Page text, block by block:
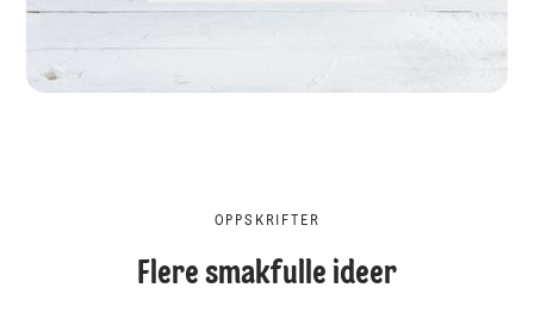
OPPSKRIFTER
Flere smakfulle ideer